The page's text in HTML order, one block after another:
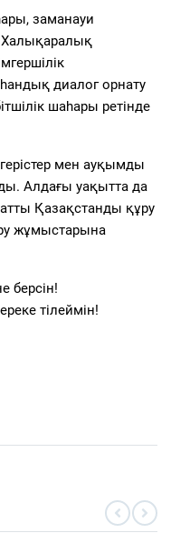
заманауи
Халықаралық
диалог орнату
шаһары ретінде
мен ауқымды
Алдағы уақытта да
Қазақстанды құру
жұмыстарына
берсін!
тілеймін!